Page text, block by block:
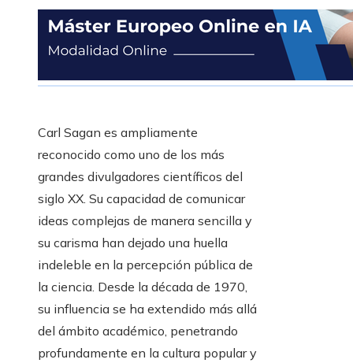
Carl Sagan es ampliamente
reconocido como uno de los más
grandes divulgadores científicos del
siglo XX. Su capacidad de comunicar
ideas complejas de manera sencilla y
su carisma han dejado una huella
indeleble en la percepción pública de
la ciencia. Desde la década de 1970,
su influencia se ha extendido más allá
del ámbito académico, penetrando
profundamente en la cultura popular y